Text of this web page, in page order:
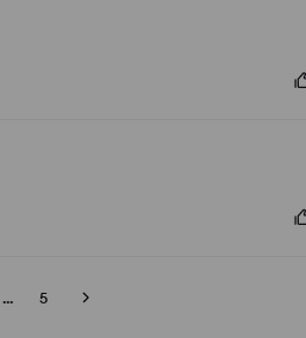
... 5